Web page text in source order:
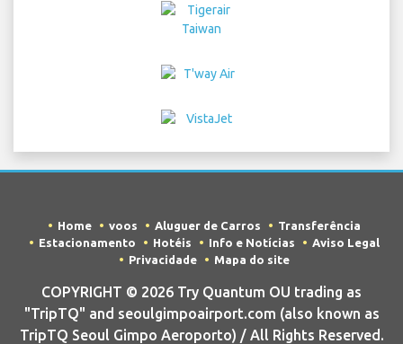
Home voos Aluguer de Carros
Transferência
Estacionamento
Hotéis Info e Notícias
Aviso Legal
Privacidade
Mapa do site
COPYRIGHT © 2026 Try Quantum OU trading as
"TripTQ" and seoulgimpoairport.com (also known as
TripTQ Seoul Gimpo Aeroporto) / All Rights Reserved.